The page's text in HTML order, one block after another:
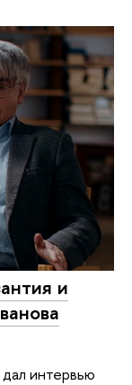
и
интервью